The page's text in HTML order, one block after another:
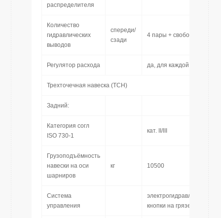
распределителя
Количество
гидравлических
выводов
спереди/
сзади
4 пары + свободный слив
Регулятор расхода да, для каждой секции
Трехточечная навеска (TСН)
Задний:
Категория согл
ISO 730-1
кат. II/III
Грузоподъёмность
навески на оси
шарниров
кг 10500
Система
управления
электрогидравлическое
кнопки на грязевике